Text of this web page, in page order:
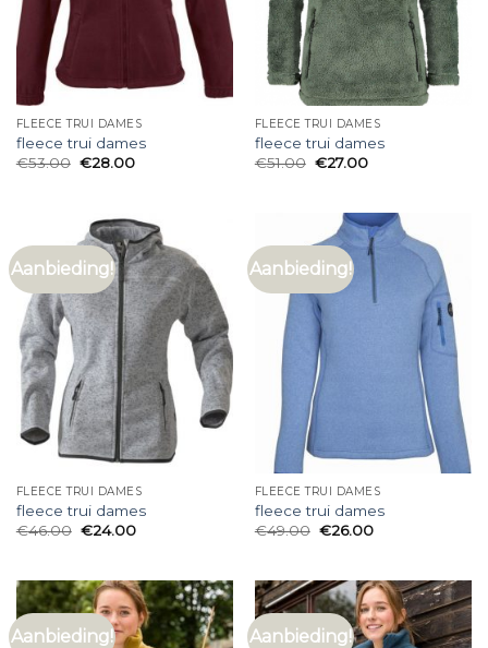
FLEECE TRUI DAMES
fleece trui dames
€53.00 €28.00
FLEECE TRUI DAMES
fleece trui dames
€51.00 €27.00
Aanbieding!
FLEECE TRUI DAMES
fleece trui dames
€46.00 €24.00
Aanbieding!
FLEECE TRUI DAMES
fleece trui dames
€49.00 €26.00
Aanbieding! Aanbieding!